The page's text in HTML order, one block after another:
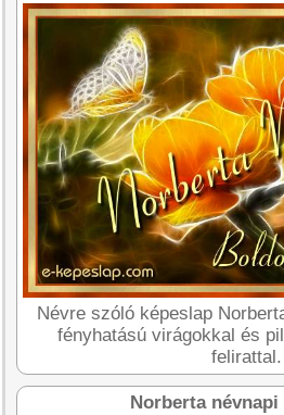
Névre szóló képeslap
fényhatású virágokkal és
felirattal.
Norberta